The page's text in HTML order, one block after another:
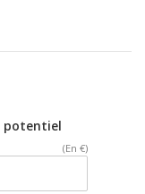
potentiel
(En €)